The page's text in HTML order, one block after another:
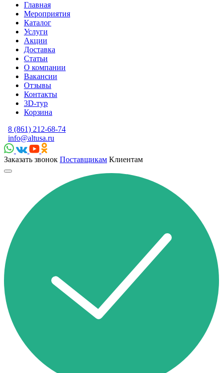
Главная
Мероприятия
Каталог
Услуги
Акции
Доставка
Статьи
О компании
Вакансии
Отзывы
Контакты
3D-тур
Корзина
8 (861) 212-68-74
info@altusa.ru
Заказать звонок Поставщикам Клиентам